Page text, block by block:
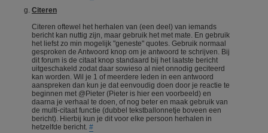
Citeren
Citeren oftewel het herhalen van (een deel) van iemands
bericht kan nuttig zijn, maar gebruik het met mate. En gebruik
het liefst zo min mogelijk "geneste" quotes. Gebruik normaal
gesproken de Antwoord knop om je antwoord te schrijven. Bij
dit forum is de citaat knop standaard bij het laatste bericht
uitgeschakeld zodat daar sowieso al niet onnodig geciteerd
kan worden. Wil je 1 of meerdere leden in een antwoord
aanspreken dan kun je dat eenvoudig doen door je reactie te
beginnen met @Pieter (Pieter is hier een voorbeeld) en
daarna je verhaal te doen, of nog beter en maak gebruik van
de multi-citaat functie (dubbel tekstballonnetje boveen een
bericht). Hierbij kun je dit voor elke persoon herhalen in
hetzelfde bericht. #